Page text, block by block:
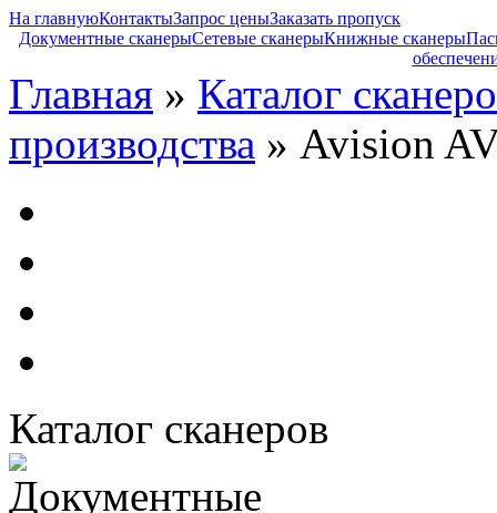
На главнуюКонтактыЗапрос ценыЗаказать пропуск
Документные сканерыСетевые сканерыКнижные сканеры
Главная » Каталог
производства » Avision
Каталог сканеров